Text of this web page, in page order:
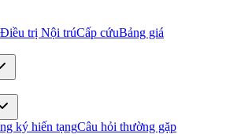
Điều trị Nội trúCấp cứuBảng giá
ký hiến tạngCâu hỏi thường gặp